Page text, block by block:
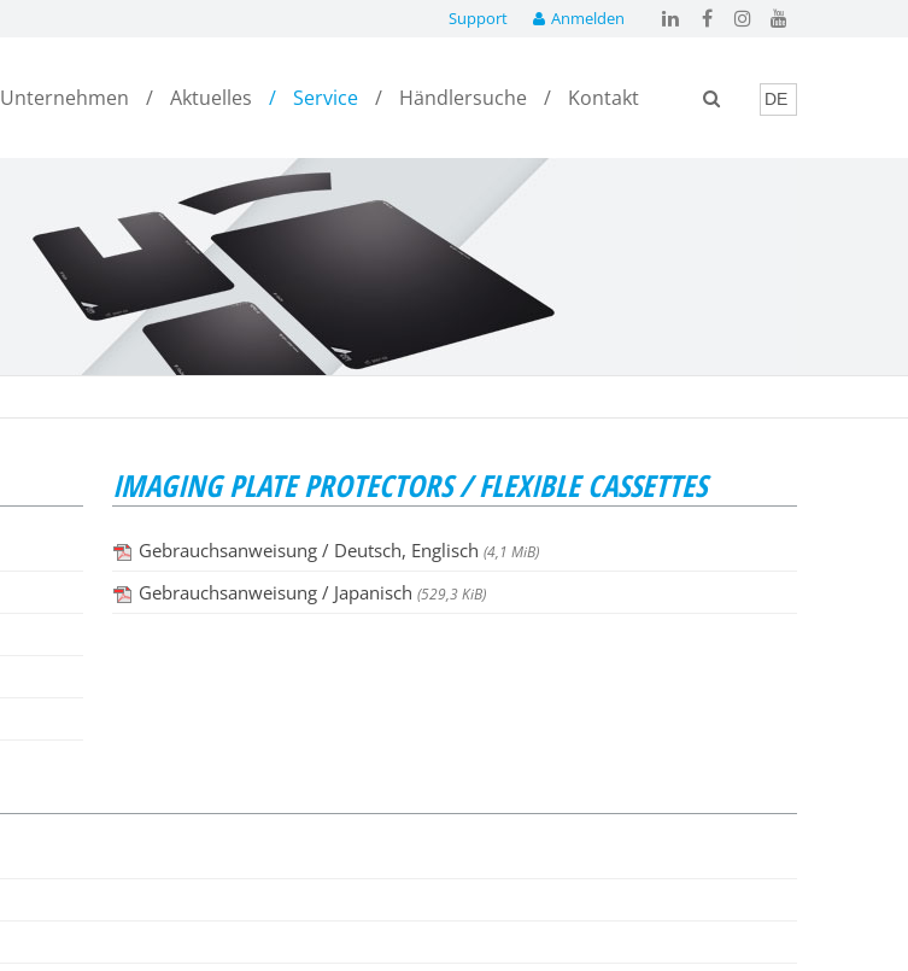
Anmelden
Support
Unternehmen Aktuelles Service Händlersuche Kontakt
IMAGING PLATE PROTECTORS / FLEXIBLE CASSETTES
Gebrauchsanweisung / Deutsch, Englisch (4,1 MiB)
Gebrauchsanweisung / Japanisch (529,3 KiB)